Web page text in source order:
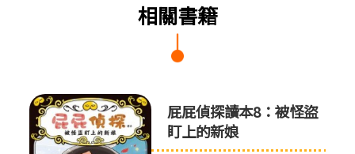
相關書籍
屁屁偵探讀本8：被怪盜
盯上的新娘